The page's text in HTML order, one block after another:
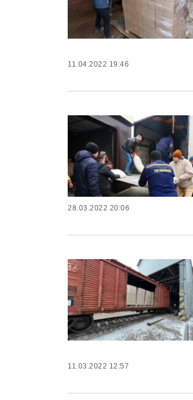
11.04.2022 19:46
28.03.2022 20:06
11.03.2022 12:57